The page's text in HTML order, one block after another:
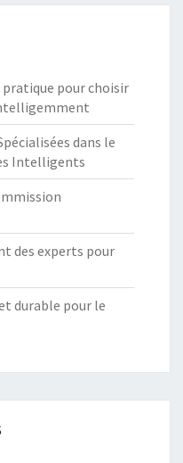
pour choisir
dans le
Intelligents
des experts pour
durable pour le